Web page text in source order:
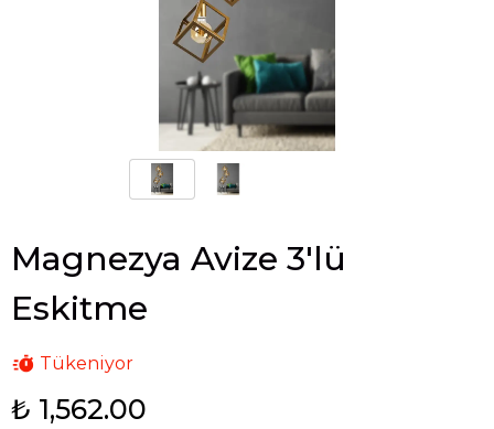
Magnezya Avize 3'lü
Eskitme
Tükeniyor
₺ 1,562.00